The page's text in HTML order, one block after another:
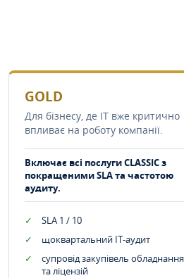
GOLD
Для бізнесу, де IT вже критично
впливає на роботу компанії.
Включає всі послуги CLASSIC з
покращеними SLA та частотою
аудиту.
SLA 1 / 10
щоквартальний IT-аудит
супровід закупівель обладнання
та ліцензій